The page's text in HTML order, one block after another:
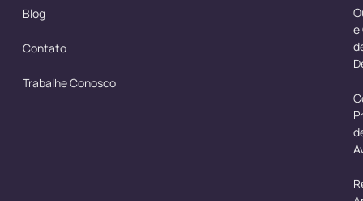
Blog
Contato
Trabalhe Conosco
e